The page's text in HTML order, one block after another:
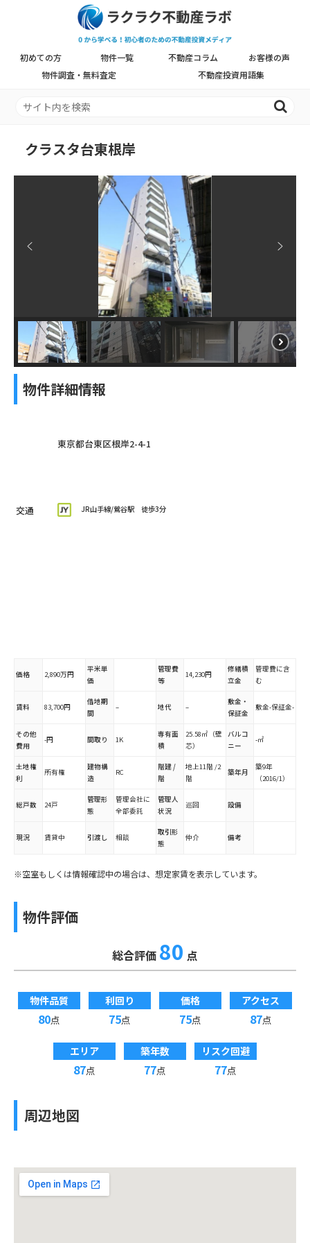
初めての方 物件一覧 不動産コラム
お客様の声
物件調査・無料査定
不動産投資用語集
クラスタ台東根岸
物件詳細情報
東京都台東区根岸2-4-1
交通 JR山手線/鶯谷駅 徒歩3分
価格 2,890万円
平米単
価
管理費
等
14,230円
修繕積
立金
管理費に含
む
賃料 83,700円
借地期
間
– 地代 –
敷金・
保証金
敷金-保証金-
その他
費用
-円 間取り 1K
専有面
積
25.58㎡（壁
芯）
バルコ
ニー
-㎡
土地権
利
所有権
建物構
造
RC
階建 /
階
地上11階 /2
階
築年月
築9年
（2016/1）
総戸数 24戸
管理形
態
管理会社に
全部委託
管理人
状況
巡回 設備
現況 賃貸中 引渡し 相談
取引形
態
仲介 備考
※空室もしくは情報確認中の場合は、想定家賃を表示しています。
物件評価
総合評価 80 点
物件品質
80点
利回り
75点
価格
75点
アクセス
87点
エリア
87点
築年数
77点
リスク回避
77点
周辺地図